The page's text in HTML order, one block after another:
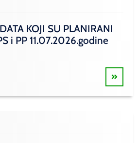
KOJI SU PLANIRANI
i PP 11.07.2026.godine